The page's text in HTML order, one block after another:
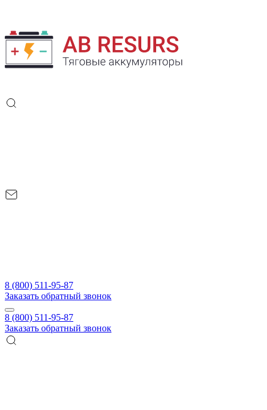
8 (800) 511-95-87
Заказать обратный звонок
8 (800) 511-95-87
Заказать обратный звонок